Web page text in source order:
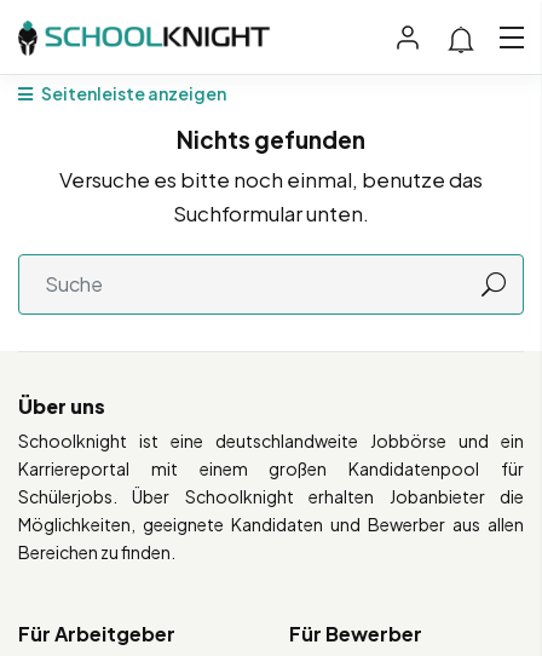
Seitenleiste anzeigen
Nichts gefunden
Versuche es bitte noch einmal, benutze das
Suchformular unten.
Über uns
Schoolknight ist eine deutschlandweite Jobbörse und ein
Karriereportal mit einem großen Kandidatenpool für
Schülerjobs. Über Schoolknight erhalten Jobanbieter die
Möglichkeiten, geeignete Kandidaten und Bewerber aus allen
Bereichen zu finden.
Für Arbeitgeber Für Bewerber